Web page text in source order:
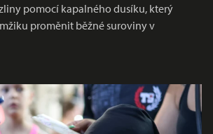
pomocí kapalného dusíku, který
proměnit běžné suroviny v